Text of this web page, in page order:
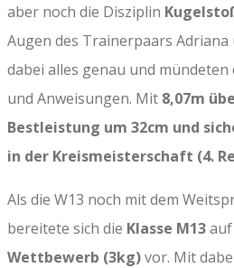
aber noch die Disziplin
Augen des Trainerpaars
dabei alles genau und
und Anweisungen. Mit 8,07m
Bestleistung um 32cm und
in der Kreismeisterschaft (4.
Als die W13 noch mit dem
bereitete sich die Klasse M13
Wettbewerb (3kg)vor. Mit